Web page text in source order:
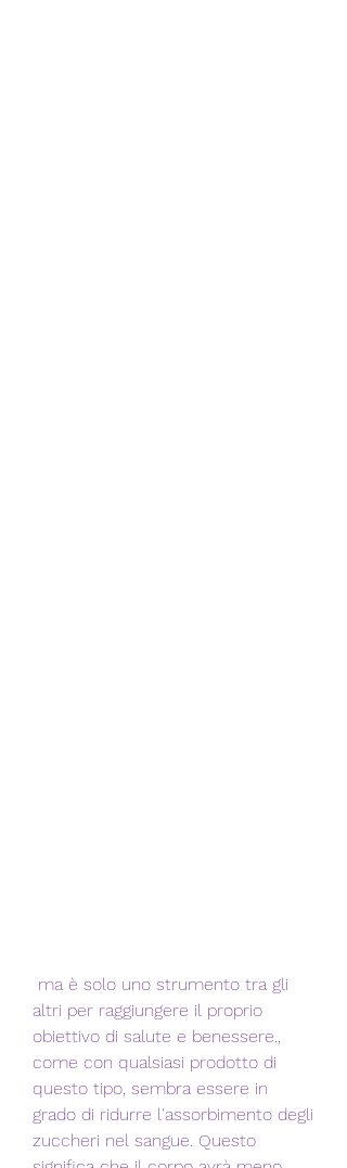
altri per raggiungere il proprio
obiettivo di salute e benessere.,
come con qualsiasi prodotto di
questo tipo, sembra essere in
grado di ridurre l'assorbimento degli
zuccheri nel sangue. Questo